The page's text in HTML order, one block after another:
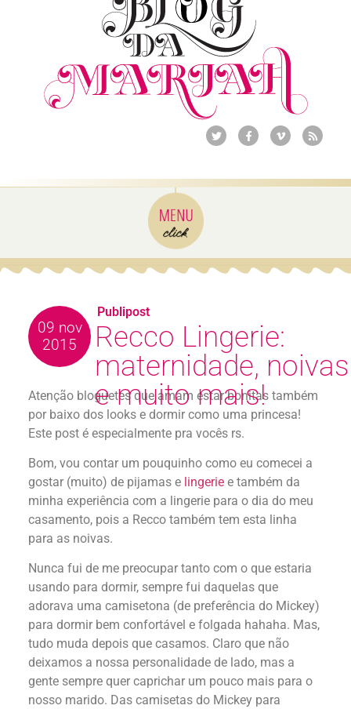
09 nov
2015
Recco Lingerie:
maternidade, noivas
e muito mais!
Atenção bloguetes que amam estar bonitas também
por baixo dos looks e dormir como uma princesa!
Este post é especialmente pra vocês rs.
Bom, vou contar um pouquinho como eu comecei a
gostar (muito) de pijamas e lingerie e também da
minha experiência com a lingerie para o dia do meu
casamento, pois a Recco também tem esta linha
para as noivas.
Nunca fui de me preocupar tanto com o que estaria
usando para dormir, sempre fui daquelas que
adorava uma camisetona (de preferência do Mickey)
para dormir bem confortável e folgada hahaha. Mas,
tudo muda depois que casamos. Claro que não
deixamos a nossa personalidade de lado, mas a
gente sempre quer caprichar um pouco mais para o
nosso marido. Das camisetas do Mickey para
Publipost